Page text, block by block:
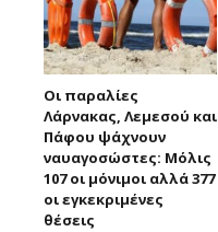
Οι παραλίες
Λάρνακας, Λεμεσού και
Πάφου ψάχνουν
ναυαγοσώστες: Μόλις
107 οι μόνιμοι αλλά 377
οι εγκεκριμένες
θέσεις